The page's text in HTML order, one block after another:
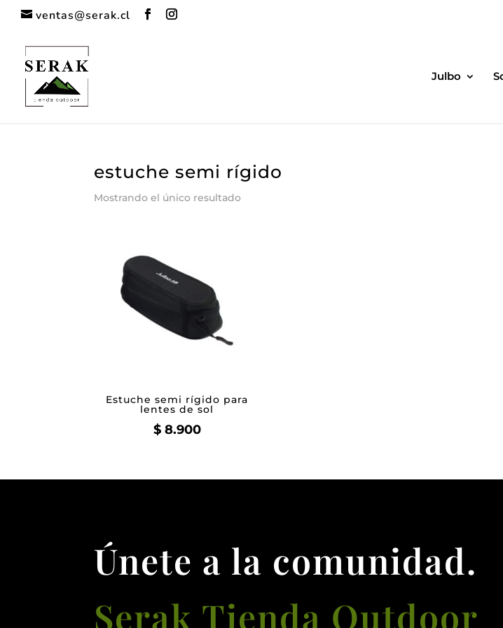
ventas@serak.cl
Julbo
estuche semi rígido
Mostrando el único resultado
Estuche semi rígido para
lentes de sol
$8.900
Únete a la comunidad.
Serak Tienda Outdoor